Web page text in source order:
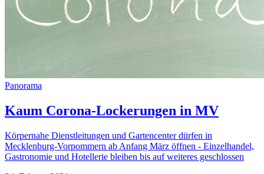
Panorama
Kaum Corona-Lockerungen in MV
Körpernahe Dienstleitungen und Gartencenter dürfen in
Mecklenburg-Vorpommern ab Anfang März öffnen - Einzelhandel,
Gastronomie und Hotellerie bleiben bis auf weiteres geschlossen